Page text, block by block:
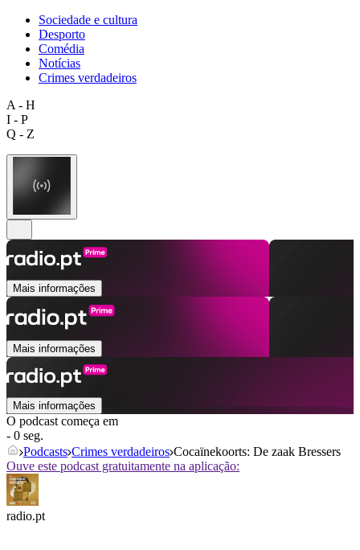
Sociedade e cultura
Desporto
Comédia
Notícias
Crimes verdadeiros
A - H
I - P
Q - Z
Mais informações
Mais informações
Mais informações
O podcast começa em
- 0 seg.
Podcasts Crimes verdadeiros Cocaïnekoorts: De zaak Bressers
Ouve este podcast gratuitamente na aplicação:
radio.pt